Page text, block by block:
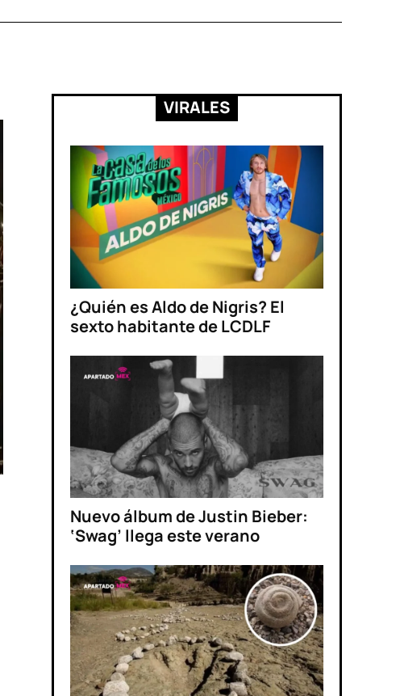
VIRALES
¿Quién es Aldo de Nigris? El
sexto habitante de LCDLF
Nuevo álbum de Justin Bieber:
‘Swag’ llega este verano